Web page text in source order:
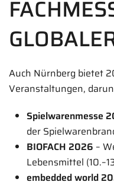
Auch Nürnberg bietet
Veranstaltungen,
Spielwarenmesse
der
BIOFACH 2026 –
Lebensmittel
embedded world